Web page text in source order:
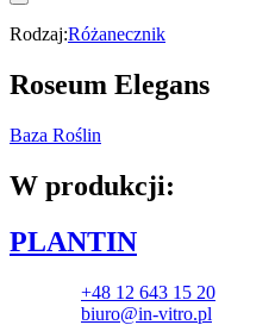
Rodzaj:Różanecznik
Roseum Elegans
Baza Roślin
W produkcji:
PLANTIN
+48 12 643 15 20
biuro@in-vitro.pl